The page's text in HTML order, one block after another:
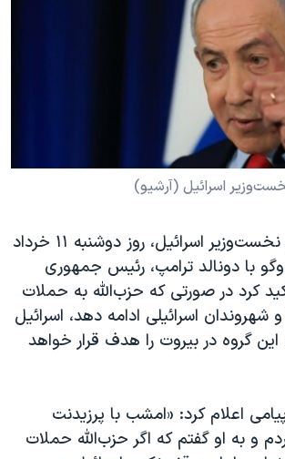
آمریکا ۲۰۲۴
به اسرائیل
آزادی
۹۸
کادر رهبری ایران
جایزه نوبل صلح
اسرائیل (آرشیو)
بنیامین نتانیاهو، نخست‌وزیر اسرائیل، روز دوشنبه ۱۱ خرداد
با دونالد ترامپ، رئیس جمهوری
کرد در صورتی که حزب‌الله به حملات
اسرائیلی ادامه دهد، اسرائیل
گروه در بیروت را هدف قرار خواهد
اعلام کرد: «امشب با پرزیدنت
و به او گفتم که اگر حزب‌الله حملات